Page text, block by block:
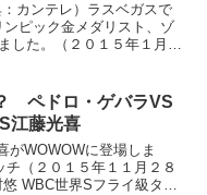
カンテレ）ラスベガスで
ピック金メダリスト、ゾ
した。（２０１５年１月３
ペドロ・ゲバラVS
江藤光喜
WOWOWに登場しま
（２０１５年１１月２８
WBC世界Sフライ級タイ